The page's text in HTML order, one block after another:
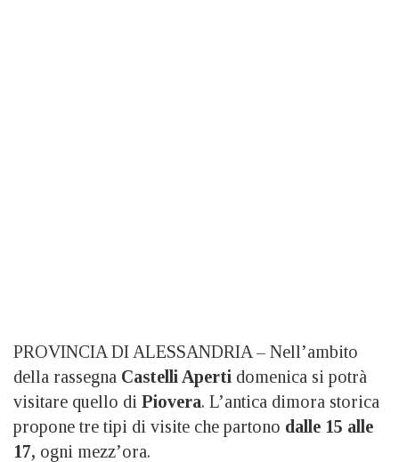
PROVINCIA DI ALESSANDRIA – Nell’ambito
della rassegna Castelli Aperti domenica si potrà
visitare quello di Piovera. L’antica dimora storica
propone tre tipi di visite che partono dalle 15 alle
17, ogni mezz’ora.